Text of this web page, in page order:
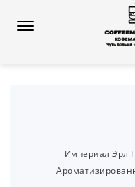
Империал Эрл